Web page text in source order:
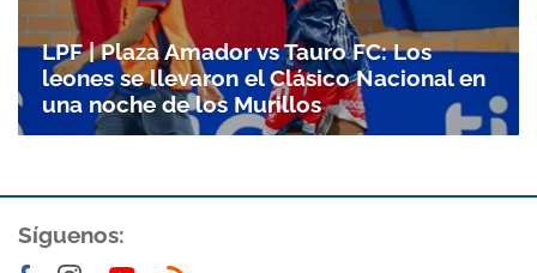
LPF | Plaza Amador vs Tauro FC: Los
leones se llevaron el Clásico Nacional en
una noche de los Murillos
Síguenos: